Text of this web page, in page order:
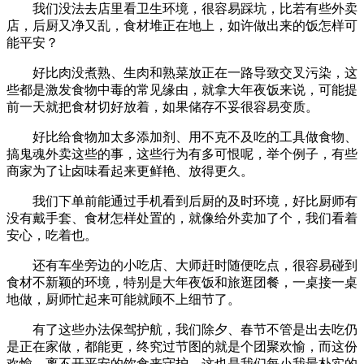
我们没法去店里看卫生环境，很容易踩坑，比若有些外卖
店，后厨又净又乱，食材堆正在地上，如许做出来的饭怎样可
能平安？
好比肉没煮熟、生肉和熟菜放正在一路导致交叉污染，这
些都是激发食物中毒的常见缘由，就拿大年夜饭来说，可能提
前一天就把食材切好放着，如果储存不妥很容易变质。
好比给食物加太多添加剂、用不克不及吃的工具做食物、
搞鬼魂外卖这些的事，这些行为有多可恨呢，举个例子，有些
商家为了让卤味看起来更鲜艳、放得更久。
我们下单前能通过手机看到后厨的及时环境，好比厨师有
没有戴手套、食材怎样处置的，就像给外卖加了个，我们看着
安心，吃着也。
还有车坐旁边的小吃店、大师赶时随便吃点，很容易碰到
食材不新颖的环境，特别是大年夜饭和旅逛团餐，一桌接一桌
地做，厨师忙起来可能就顾不上细节了。
有了这些办法保驾护航，我们除夕、春节不管是出去吃仍
是正在家做，都能更，终究过节图的就是个团聚欢愉，而这份